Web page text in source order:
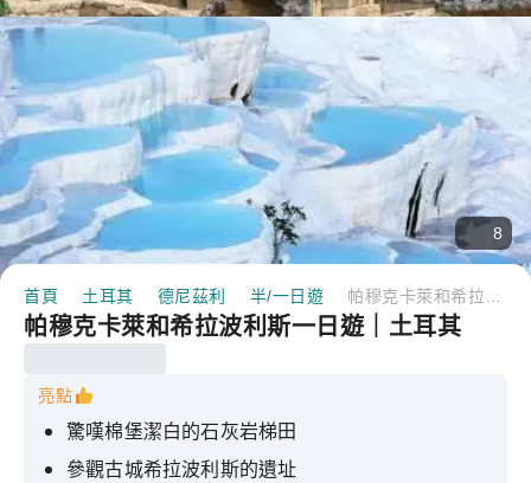
8
首頁 土耳其 德尼茲利 半/一日遊
帕穆克卡萊和希拉波利斯一日遊｜土耳其
亮點
驚嘆棉堡潔白的石灰岩梯田
參觀古城希拉波利斯的遺址